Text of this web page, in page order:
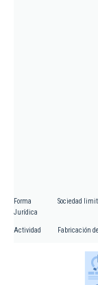
Forma
Jurídica
Sociedad
Actividad Fabricación